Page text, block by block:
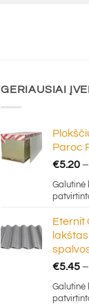
GERIAUSIAI
Paroc
€5.20 –
Galutinė
Eternit
€5.45 –
Galutinė